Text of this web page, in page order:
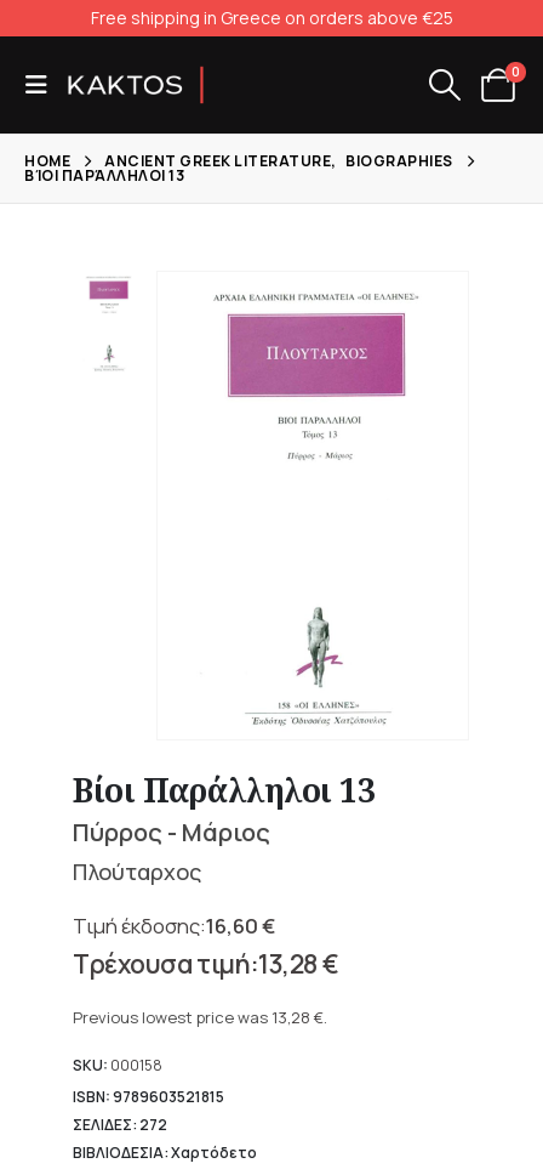
Free shipping in Greece on orders above €25
0
HOME ANCIENT GREEK LITERATURE, BIOGRAPHIES
ΒΊΟΙ ΠΑΡΆΛΛΗΛΟΙ 13
Βίοι Παράλληλοι 13
Πύρρος - Μάριος
Πλούταρχος
16,60€
Original
price
16,60 €.
13,28€
price
13,28 €.
Previous lowest price was 13,28 €.
SKU: 000158
ISBN: 9789603521815
ΣΕΛΙΔΕΣ: 272
ΒΙΒΛΙΟΔΕΣΙΑ: Χαρτόδετο